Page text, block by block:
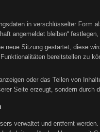
in verschlüsselter
angemeldet bleiben“
neue Sitzung gestartet, diese
bereitstellen zu
oder das Teilen von
Seite erzeugt, sondern durch
verwaltet und entfernt